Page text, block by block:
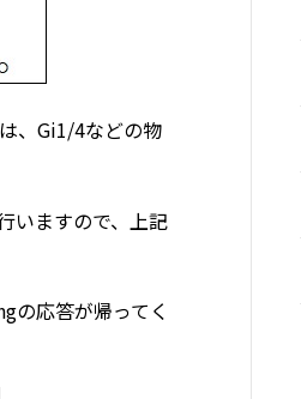
、Gi1/4などの物
いますので、上記
の応答が帰ってく